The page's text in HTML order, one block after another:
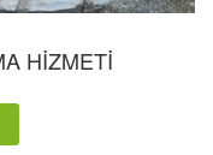
HİZMETİ